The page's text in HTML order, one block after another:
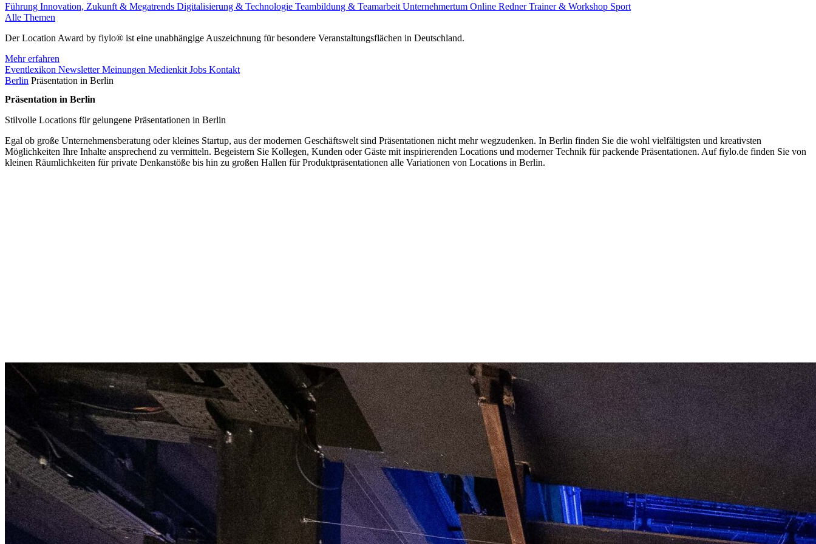
Führung Innovation, Zukunft & Megatrends Digitalisierung & Technologie Teambildung & Teamarbeit Unternehmertum Online RednerTrainer & Workshop Sport
Alle Themen
Der Location Award by fiylo® ist eine unabhängige Auszeichnung für besondere Veranstaltungsflächen in Deutschland.
Mehr erfahren
Eventlexikon NewsletterMeinungen Medienkit Jobs Kontakt
Berlin Präsentation in Berlin
Präsentation in Berlin
Stilvolle Locations für gelungene Präsentationen in Berlin
Egal ob große Unternehmensberatung oder kleines Startup, aus der modernen Geschäftswelt sind Präsentationen nicht mehr wegzudenken. In Berlin finden Sie die wohl vielfältigsten und kreativsten
Möglichkeiten Ihre Inhalte ansprechend zu vermitteln. Begeistern Sie Kollegen, Kunden oder Gäste mit inspirierenden Locations und moderner Technik für packende Präsentationen. Auf fiylo.de finden Sie von
kleinen Räumlichkeiten für private Denkanstöße bis hin zu großen Hallen für Produktpräsentationen alle Variationen von Locations in Berlin.